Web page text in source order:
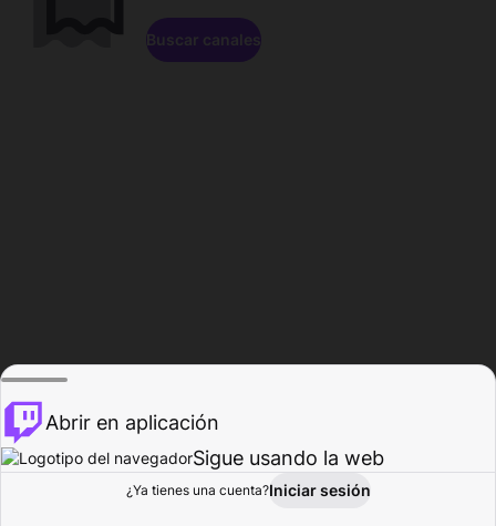
Explorar Actividad
Buscar canales
Abrir en aplicación
Sigue usando la web
¿Ya tienes una cuenta?Iniciar sesión